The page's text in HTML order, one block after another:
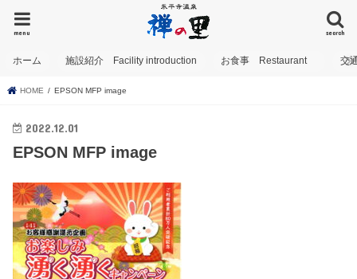
search
menu
ホーム 施設紹介 Facility introduction お食事 Restaurant 交
HOME EPSON MFP image
2022.12.01
EPSON MFP image